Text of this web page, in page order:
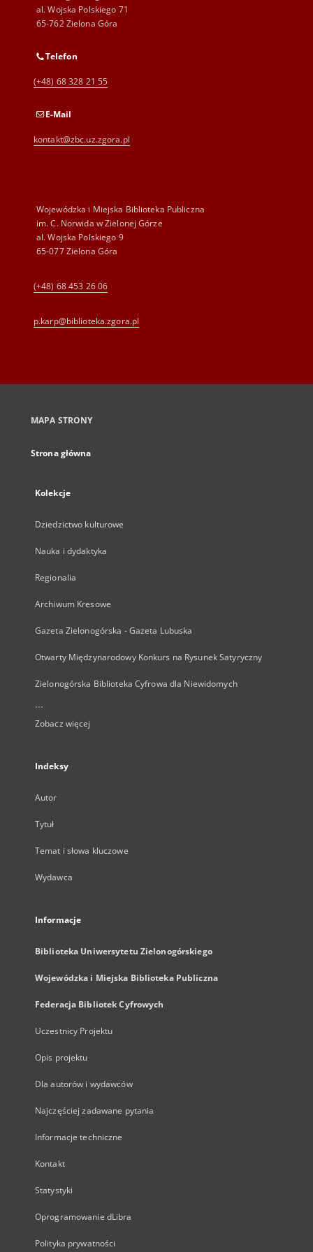
al. Wojska Polskiego 71
65-762 Zielona Góra
Telefon
(+48) 68 328 21 55
E-Mail
kontakt@zbc.uz.zgora.pl
Wojewódzka i Miejska Biblioteka Publiczna
im. C. Norwida w Zielonej Górze
al. Wojska Polskiego 9
65-077 Zielona Góra
(+48) 68 453 26 06
p.karp@biblioteka.zgora.pl
MAPA STRONY
Strona główna
Kolekcje
Dziedzictwo kulturowe
Nauka i dydaktyka
Regionalia
Archiwum Kresowe
Gazeta Zielonogórska - Gazeta Lubuska
Otwarty Międzynarodowy Konkurs na Rysunek Satyryczny
Zielonogórska Biblioteka Cyfrowa dla Niewidomych
...
Zobacz więcej
Indeksy
Autor
Tytuł
Temat i słowa kluczowe
Wydawca
Informacje
Biblioteka Uniwersytetu Zielonogórskiego
Wojewódzka i Miejska Biblioteka Publiczna
Federacja Bibliotek Cyfrowych
Uczestnicy Projektu
Opis projektu
Dla autorów i wydawców
Najczęściej zadawane pytania
Informacje techniczne
Kontakt
Statystyki
Oprogramowanie dLibra
Polityka prywatności